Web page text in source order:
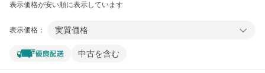
表示価格が安い順に表示しています
表示価格： 実質価格
中古を含む